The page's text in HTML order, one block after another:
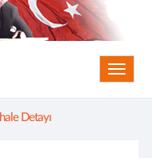
İhale Detayı